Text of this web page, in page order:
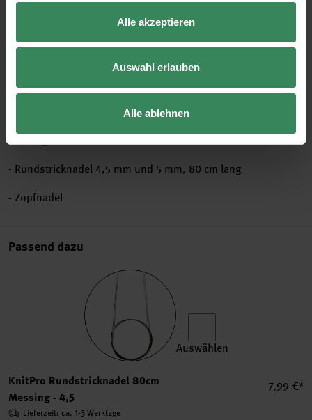
Alle akzeptieren
Auswahl erlauben
Alle ablehnen
Das Set kann nur vollständig retourniert werden.
- Rundstricknadel 4,5 mm und 5 mm, 80 cm lang
- Zopfnadel
Passend dazu
Auswählen
KnitPro Rundstricknadel 80cm
Messing - 4,5
7,99 €*
Lieferzeit: ca. 1-3 Werktage